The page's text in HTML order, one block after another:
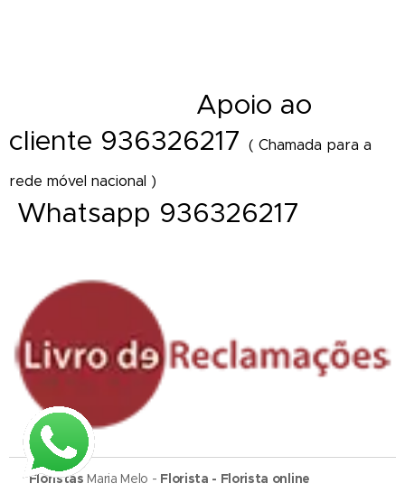
Apoio ao
cliente 936326217 ( Chamada para a
rede móvel nacional )
Whatsapp 936326217
Floristas Maria Melo - Florista - Florista online